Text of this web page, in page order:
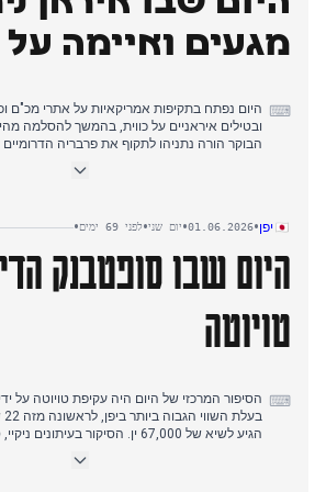
המכלית כחלק ממסע לחץ מערבי רחב יותר,
והבידוד הדיפלומטי עלו בכלי תקשורת פחות
מגעים ואיימה על
⌨ היום נפתח בתקיפות אמריקאיות על אתרי מכ"ם
ובטילים איראניים על כווית, בהמשך להסלמה
הבוקר הורה נתניהו לתקוף את פרבריה
השעתה איראן את המשא ומתן עם ארה"ב ואיימה
והמשא ומתן יתקדם, אף שנתניהו אמר כי
נמצאו במכונית בקוזנצה. עדכוני טניס מרולאן
יפן•
01.06.2026
•יום שני•לפני 69 ימים •
היום שבו סופטבנק
טויוטה
⌨ הסיפור המרכזי של היום היה עקיפת טויוטה על